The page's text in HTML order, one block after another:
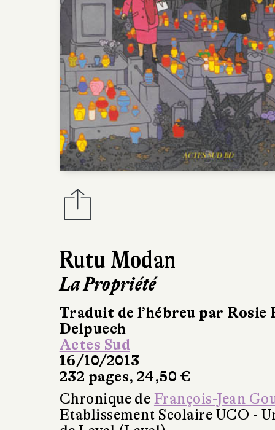
Rutu Modan
La Propriété
Traduit de l’hébreu par Rosie
Delpuech
Actes Sud
16/10/2013
232 pages, 24,50 €
Chronique de François-Jean
Etablissement Scolaire UCO -